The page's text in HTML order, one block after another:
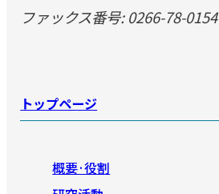
ファックス番号: 0266-78-0154
トップページ
概要·役割